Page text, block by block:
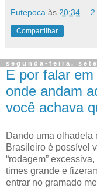
Futepoca às 20:34
Compartilhar
segunda-feira,
E por falar
onde andam
você achava
Dando uma olhadela
Brasileiro é possível
“rodagem”
times grande e
entrar no gramado